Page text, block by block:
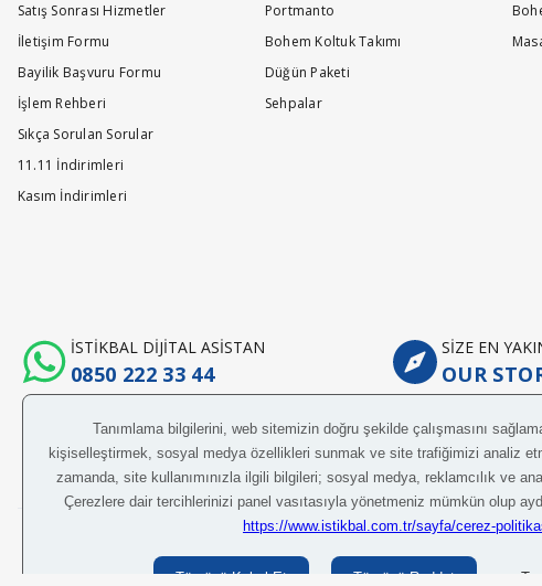
Kolay gelsin üründe 4 adet sandalye var değilmi
M... K... | 11/12/2025
12/12/2025 answered on.
12/12/2025 answered on.
Bu takımda kaç adet sandelye var acaba
M... K... | 11/12/2025
Değerli Müşterimiz, İlgili takımın sandalye adedi 4’tür. Bilgilerinize sunar, iyi
12/12/2025 answered on.
Satış Sonrası Hizmetler
İletişim Formu
Bayilik Başvuru Formu
İşlem Rehberi
Sıkça Sorulan Sorular
11.11 İndirimleri
Kasım İndirimleri
Portmanto
Bohem Koltuk Takımı
Düğün Paketi
Sehpalar
İSTİKBAL DİJİTAL ASİSTAN
0850 222 33 44
SİZE EN
OUR
Her hakkı saklıdır.© 2024 İstikbal Mobilya